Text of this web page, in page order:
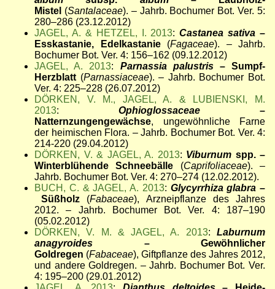
Mistel (Santalaceae). – Jahrb. Bochumer Bot. Ver. 5:
280–286 (23.12.2012)
JAGEL, A. & HETZEL, I. 2013:Castanea sativa –
Esskastanie, Edelkastanie(Fagaceae). – Jahrb.
Bochumer Bot. Ver. 4: 156–162 (09.12.2012)
JAGEL, A. 2013: Parnassia palustris
– Sumpf-
Herzblatt (Parnassiaceae). – Jahrb. Bochumer Bot.
Ver. 4: 225–228 (26.07.2012)
DÖRKEN, V. M., JAGEL, A. & LUBIENSKI, M.
2013: Ophioglossaceae –
Natternzungengewächse, ungewöhnliche Farne
der heimischen Flora. – Jahrb. Bochumer Bot. Ver. 4:
214-220 (29.04.2012)
DÖRKEN, V. & JAGEL, A. 2013: Viburnum spp. –
Winterblühende Schneebälle (Caprifoliaceae). –
Jahrb. Bochumer Bot. Ver. 4: 270–274 (12.02.2012).
BUCH, C. & JAGEL, A. 2013: Glycyrrhiza glabra –
Süßholz (Fabaceae), Arzneipflanze des Jahres
2012. – Jahrb. Bochumer Bot. Ver. 4: 187–190
(05.02.2012)
DÖRKEN, V. M. & JAGEL, A. 2013:Laburnum
anagyroides – Gewöhnlicher
Goldregen (Fabaceae), Giftpflanze des Jahres 2012,
und andere Goldregen. – Jahrb. Bochumer Bot. Ver.
4: 195–200 (29.01.2012)